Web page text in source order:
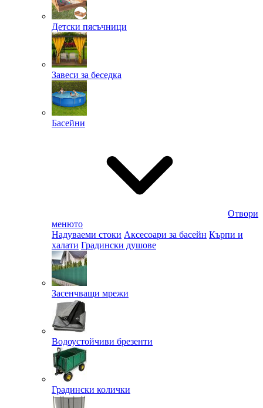
Детски пясъчници
Завеси за беседка
Басейни
Отвори
менюто
Надуваеми стоки Аксесоари за басейн Кърпи и
халати Градински душове
Засенчващи мрежи
Водоустойчиви брезенти
Градински колички